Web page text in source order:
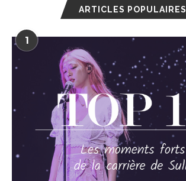
ARTICLES POPULAIRES
1